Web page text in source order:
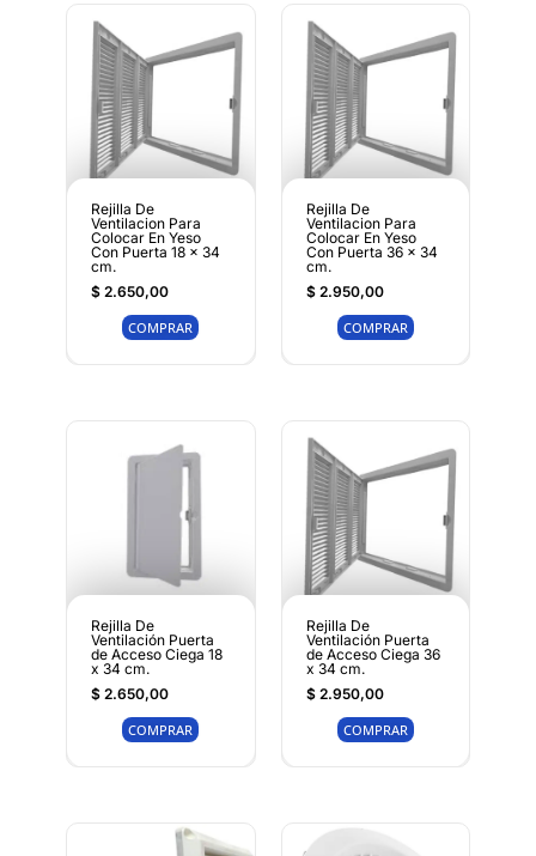
Rejilla De
Ventilacion Para
Colocar En Yeso
Con Puerta 18 x 34
cm.
$2.650,00
COMPRAR
Rejilla De
Ventilacion Para
Colocar En Yeso
Con Puerta 36 x 34
cm.
$2.950,00
COMPRAR
Rejilla De
Ventilación Puerta
de Acceso Ciega 18
x 34 cm.
$2.650,00
COMPRAR
Rejilla De
Ventilación Puerta
de Acceso Ciega 36
x 34 cm.
$2.950,00
COMPRAR